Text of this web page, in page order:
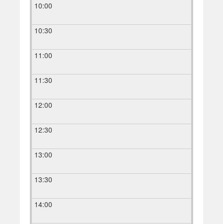
10:00
10:30
11:00
11:30
12:00
12:30
13:00
13:30
14:00